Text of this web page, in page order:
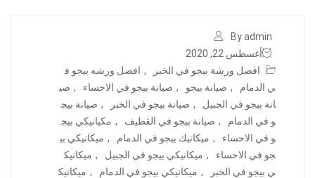
By admin
أغسطس 22, 2020
افضل ورشة بيجو في الخبر
, افضل ورشه بيجو ف
ي الدمام
, صيانة بيجو , صيانة بيجو في الاحساء , صي
انة بيجو في الجبيل
, صيانة بيجو في الخبر , صيانة بيج
و في الدمام
, صيانة بيجو في القطيف , مكيانيكي بيج
و في الاحساء
, ميكانيك بيجو في الدمام , ميكانيكي بي
جو في الاحساء
, ميكانيكي بيجو في الجبيل , ميكانيك
ي بيجو في الخبر
, ميكانيكي بيجو في الدمام , ميكانيك